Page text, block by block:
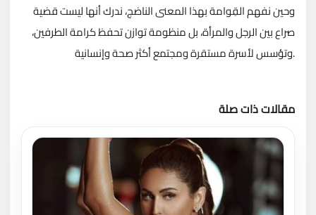
وحين نفهم القِوامة بهذا المعنى الناضج، ندرك أنها ليست قضية
صراع بين الرجل والمرأة، بل منظومة توازن تحفظ كرامة الطرفين،
وتؤسس لأسرة مستقرة ومجتمع أكثر صحة وإنسانية.
مقالات ذات صلة